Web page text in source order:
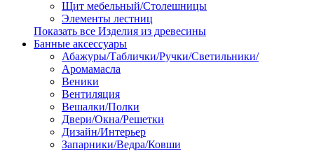
Щит мебельный/Столешницы
Элементы лестниц
Показать все Изделия из древесины
Банные аксессуары
Абажуры/Таблички/Ручки/Светильники/
Аромамасла
Веники
Вентиляция
Вешалки/Полки
Двери/Окна/Решетки
Дизайн/Интерьер
Запарники/Ведра/Ковши